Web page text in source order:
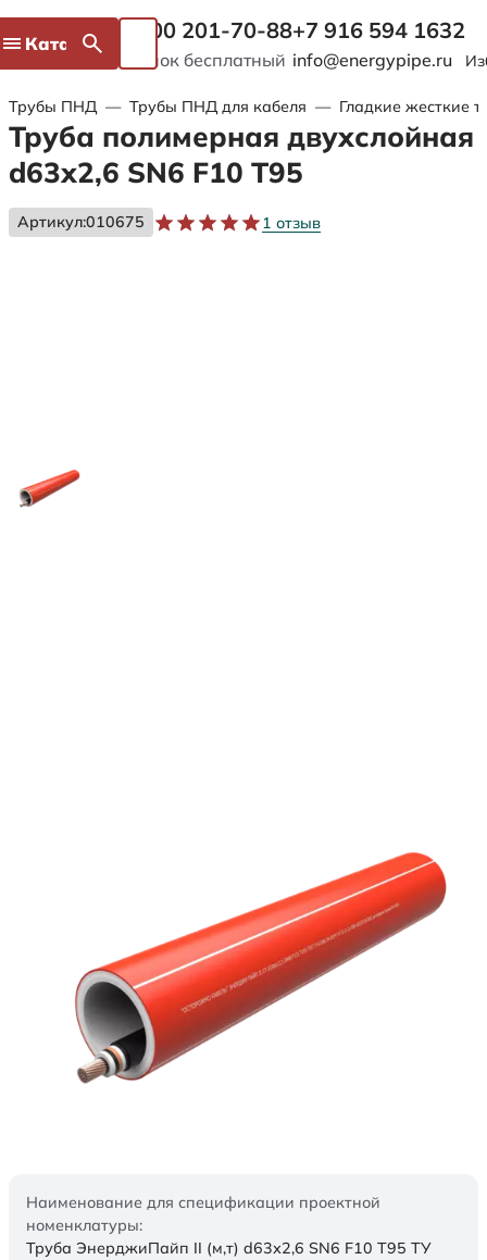
Каталог 8 800 201-70-88
Звонок бесплатный
+7 916 594 1632
info@energypipe.ru
Трубы ПНД — Трубы ПНД для кабеля — Гладкие жесткие
Труба полимерная двухслойная
d63х2,6 SN6 F10 Т95
Артикул:010675 1 отзыв
Наименование для спецификации проектной
номенклатуры:
Труба ЭнерджиПайп II (м,т) d63х2,6 SN6 F10 Т95 ТУ